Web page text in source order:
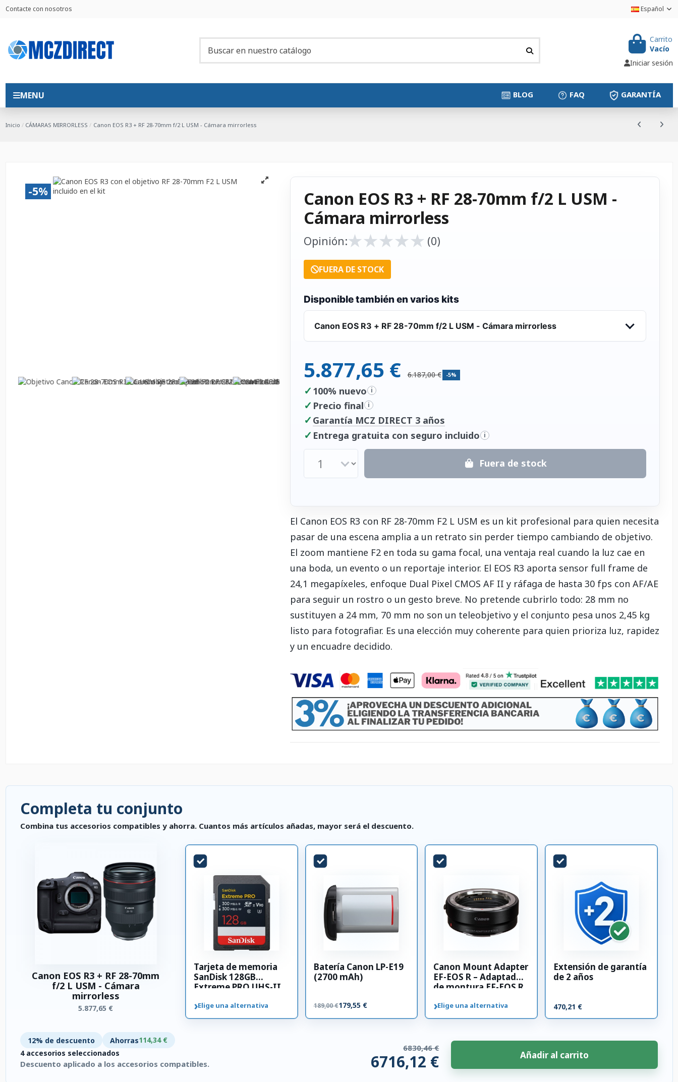
Contacte con nosotros Español
Carrito
Vacío
Iniciar sesión
MENU GARANTÍA
FAQ
BLOG
Inicio CÁMARAS MIRRORLESS Canon EOS R3 + RF 28-70mm f/2 L USM - Cámara mirrorless
-5%
Canon EOS R3 + RF 28-70mm f/2 L USM -
Cámara mirrorless
Opinión:★
★★
★★
★★
★★
★ (0)
FUERA DE STOCK
Disponible también en varios kits
Canon EOS R3 + RF 28-70mm f/2 L USM - Cámara mirrorless
5.877,65 € 6.187,00 € -5%
✓ 100% nuevo i
✓ Precio final i
✓ Garantía MCZ DIRECT 3 años
✓ Entrega gratuita con seguro incluido i
Fuera de stock
El Canon EOS R3 con RF 28-70mm F2 L USM es un kit profesional para quien necesita
pasar de una escena amplia a un retrato sin perder tiempo cambiando de objetivo.
El zoom mantiene F2 en toda su gama focal, una ventaja real cuando la luz cae en
una boda, un evento o un reportaje interior. El EOS R3 aporta sensor full frame de
24,1 megapíxeles, enfoque Dual Pixel CMOS AF II y ráfaga de hasta 30 fps con AF/AE
para seguir un rostro o un gesto breve. No pretende cubrirlo todo: 28 mm no
sustituyen a 24 mm, 70 mm no son un teleobjetivo y el conjunto pesa unos 2,45 kg
listo para fotografiar. Es una elección muy coherente para quien prioriza luz, rapidez
y un encuadre decidido.
Completa tu conjunto
Combina tus accesorios compatibles y ahorra. Cuantos más artículos añadas, mayor será el descuento.
Canon EOS R3 + RF 28-70mm
f/2 L USM - Cámara
mirrorless
5.877,65 €
Tarjeta de memoria
SanDisk 128GB
Extreme PRO UHS-II
›Elige una alternativa
Batería Canon LP-E19
(2700 mAh)
189,00 €179,55 €
Canon Mount Adapter
EF-EOS R – Adaptador
de montura EF-EOS R
›Elige una alternativa
Extensión de garantía
de 2 años
470,21 €
12% de descuento Ahorras114,34 €
4 accesorios seleccionados
Descuento aplicado a los accesorios compatibles.
6830,46 €
6716,12 € Añadir al carrito